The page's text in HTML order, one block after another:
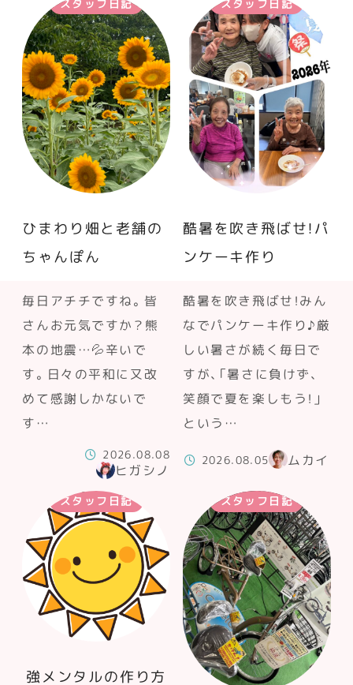
スタッフ日記
ひまわり畑と老舗の
ちゃんぽん
毎日アチチですね。皆
さんお元気ですか？熊
本の地震…💦辛いで
す。日々の平和に又改
めて感謝しかないで
す…
2026.08.08
ヒガシノ
スタッフ日記
酷暑を吹き飛ばせ！パ
ンケーキ作り
酷暑を吹き飛ばせ！みん
なでパンケーキ作り♪厳
しい暑さが続く毎日で
すが、「暑さに負けず、
笑顔で夏を楽しもう！」
という…
2026.08.05 ムカイ
スタッフ日記
強メンタルの作り方
スタッフ日記